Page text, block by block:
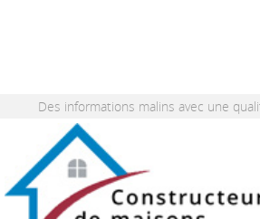
Des informations malins avec une